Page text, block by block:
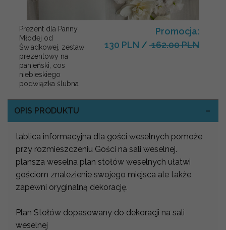
Prezent dla Panny
Młodej od
Świadkowej, zestaw
prezentowy na
panieński, cos
niebieskiego
podwiązka ślubna
Promocja:
130 PLN / 162.00 PLN
OPIS PRODUKTU
tablica informacyjna dla gości weselnych pomoże
przy rozmieszczeniu Gości na sali weselnej.
plansza weselna plan stołów weselnych ułatwi
gościom znalezienie swojego miejsca ale także
zapewni oryginalną dekorację.
Plan Stołów dopasowany do dekoracji na sali
weselnej